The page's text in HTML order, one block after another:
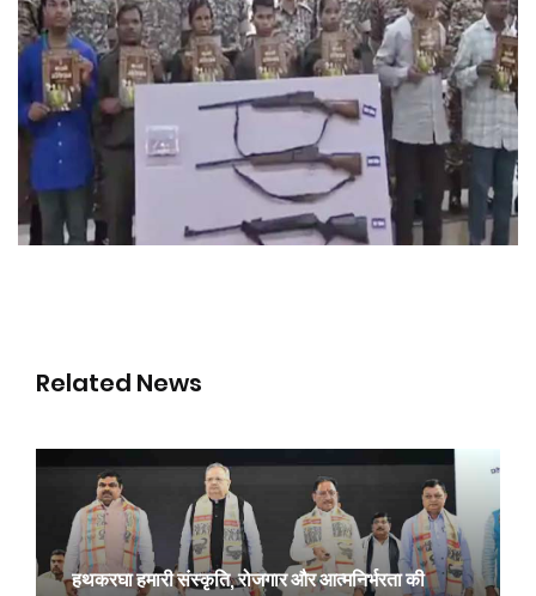
Related News
हथकरघा हमारी संस्कृति, रोजगार और आत्मनिर्भरता की